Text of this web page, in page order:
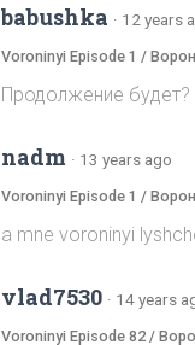
babushka · 12 years
Voroninyi Episode 1 /
Продолжение будет?
nadm · 13 years ago
Voroninyi Episode 1 /
a mne voroninyi
vlad7530 · 14 years
Voroninyi Episode 82 /